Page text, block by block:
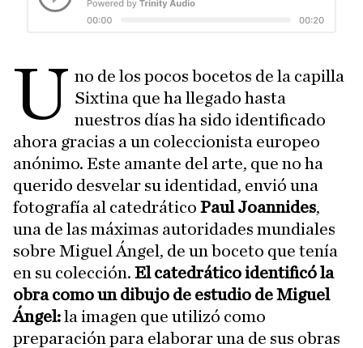
U no de los pocos bocetos de la capilla
Sixtina que ha llegado hasta
nuestros días ha sido identificado
ahora gracias a un coleccionista europeo
anónimo. Este amante del arte, que no ha
querido desvelar su identidad, envió una
fotografía al catedrático Paul Joannides,
una de las máximas autoridades mundiales
sobre Miguel Ángel, de un boceto que tenía
en su colección. El catedrático identificó la
obra como un dibujo de estudio de Miguel
Ángel:la imagen que utilizó como
preparación para elaborar una de sus obras